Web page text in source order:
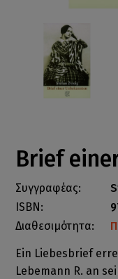
Brief
Συγγραφέας:
ISBN:
Διαθεσιμότητα:
Ein Liebesbrief
Lebemann R. an